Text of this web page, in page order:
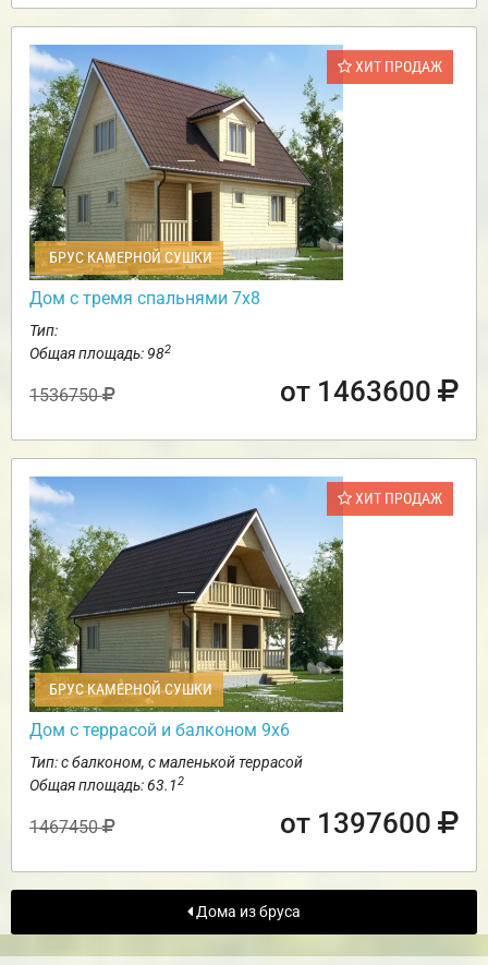
ХИТ ПРОДАЖ
БРУС КАМЕРНОЙ СУШКИ
Дом с тремя спальнями 7х8
Тип:
Общая площадь: 982
1536750 от 1463600
ХИТ ПРОДАЖ
БРУС КАМЕРНОЙ СУШКИ
Дом с террасой и балконом 9х6
Тип: с балконом, с маленькой террасой
Общая площадь: 63.12
1467450 от 1397600
Дома из бруса